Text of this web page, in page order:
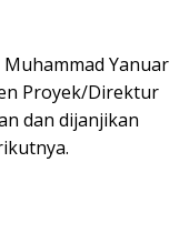
Yanuar
Proyek/Direktur
dan dijanjikan